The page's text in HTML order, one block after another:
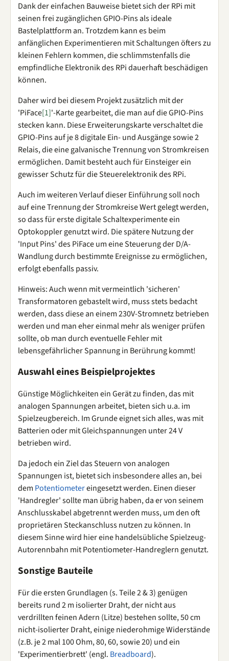
Dank der einfachen Bauweise bietet sich der RPi mit
seinen frei zugänglichen GPIO-Pins als ideale
Bastelplattform an. Trotzdem kann es beim
anfänglichen Experimentieren mit Schaltungen öfters zu
kleinen Fehlern kommen, die schlimmstenfalls die
empfindliche Elektronik des RPi dauerhaft beschädigen
können.
Daher wird bei diesem Projekt zusätzlich mit der
'PiFace[1]'-Karte gearbeitet, die man auf die GPIO-Pins
stecken kann. Diese Erweiterungskarte verschaltet die
GPIO-Pins auf je 8 digitale Ein- und Ausgänge sowie 2
Relais, die eine galvanische Trennung von Stromkreisen
ermöglichen. Damit besteht auch für Einsteiger ein
gewisser Schutz für die Steuerelektronik des RPi.
Auch im weiteren Verlauf dieser Einführung soll noch
auf eine Trennung der Stromkreise Wert gelegt werden,
so dass für erste digitale Schaltexperimente ein
Optokoppler genutzt wird. Die spätere Nutzung der
'Input Pins' des PiFace um eine Steuerung der D/A-
Wandlung durch bestimmte Ereignisse zu ermöglichen,
erfolgt ebenfalls passiv.
Hinweis: Auch wenn mit vermeintlich 'sicheren'
Transformatoren gebastelt wird, muss stets bedacht
werden, dass diese an einem 230V-Stromnetz betrieben
werden und man eher einmal mehr als weniger prüfen
sollte, ob man durch eventuelle Fehler mit
lebensgefährlicher Spannung in Berührung kommt!
Auswahl eines Beispielprojektes
Günstige Möglichkeiten ein Gerät zu finden, das mit
analogen Spannungen arbeitet, bieten sich u.a. im
Spielzeugbereich. Im Grunde eignet sich alles, was mit
Batterien oder mit Gleichspannungen unter 24 V
betrieben wird.
Da jedoch ein Ziel das Steuern von analogen
Spannungen ist, bietet sich insbesondere alles an, bei
dem Potentiometereingesetzt werden. Einen dieser
'Handregler' sollte man übrig haben, da er von seinem
Anschlusskabel abgetrennt werden muss, um den oft
proprietären Steckanschluss nutzen zu können. In
diesem Sinne wird hier eine handelsübliche Spielzeug-
Autorennbahn mit Potentiometer-Handreglern genutzt.
Sonstige Bauteile
Für die ersten Grundlagen (s. Teile 2 & 3) genügen
bereits rund 2 m isolierter Draht, der nicht aus
verdrillten feinen Adern (Litze) bestehen sollte, 50 cm
nicht-isolierter Draht, einige niederohmige Widerstände
(z.B. je 2 mal 100 Ohm, 80, 60, sowie 20) und ein
'Experimentierbrett' (engl. Breadboard).